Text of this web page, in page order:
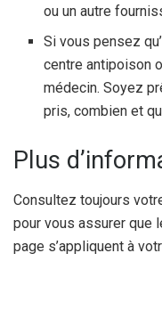
ou un autre
Si vous pensez
centre antipoison
médecin. Soyez
pris, combien et
Plus
Consultez toujours
pour vous assurer que
page s’appliquent à